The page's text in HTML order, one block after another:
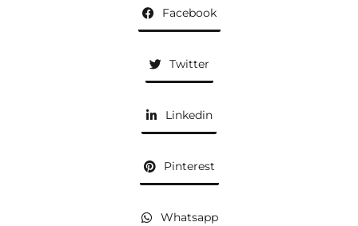
Facebook
Twitter
Linkedin
Pinterest
Whatsapp